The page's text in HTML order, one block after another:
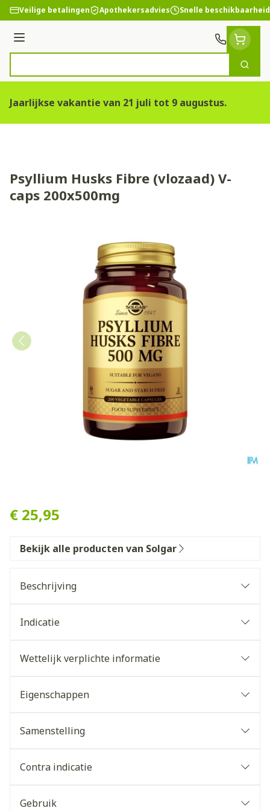
Ga naar de inhoud
Veilige betalingen Apothekersadvies Snelle beschikbaarheid
Menu
Zoek
Jaarlijkse vakantie van 21 juli tot 9 augustus.
Psyllium Husks Fibre (vlozaad) V-
caps 200x500mg
€ 25,95
Bekijk alle producten van Solgar
Beschrijving
Indicatie
Wettelijk verplichte informatie
Eigenschappen
Samenstelling
Contra indicatie
Gebruik